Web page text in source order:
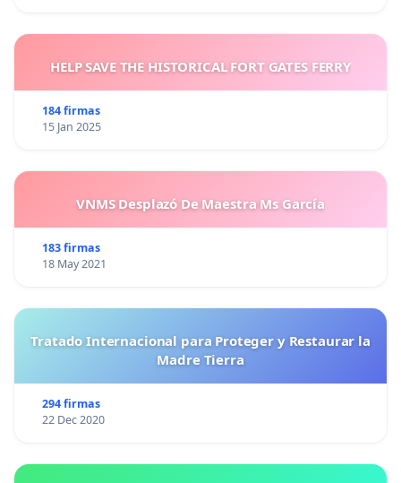
HELP SAVE THE HISTORICAL FORT GATES FERRY
184 firmas
15 Jan 2025
VNMS Desplazó De Maestra Ms García
183 firmas
18 May 2021
Tratado Internacional para Proteger y Restaurar la
Madre Tierra
294 firmas
22 Dec 2020